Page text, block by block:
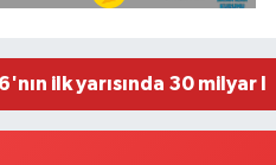
kitabı tanıtıldı